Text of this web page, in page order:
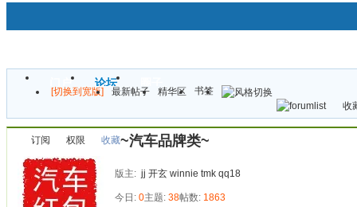
门户 论坛
[切换到宽版] 最新帖子 精华区
书签
收
订阅 权限 ~汽车品牌类~
收藏
版主: jj 开玄 winnie tmk qq18
今日: 0主题: 38帖数: 1863